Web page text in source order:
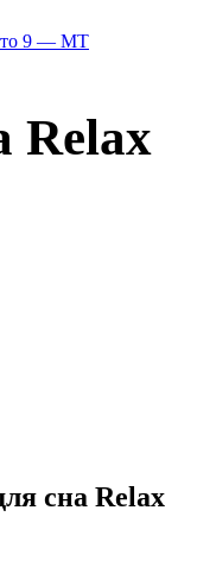
Relax
сна Relax